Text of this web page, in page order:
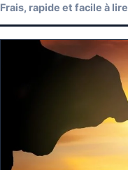
Frais, rapide et facile à lire